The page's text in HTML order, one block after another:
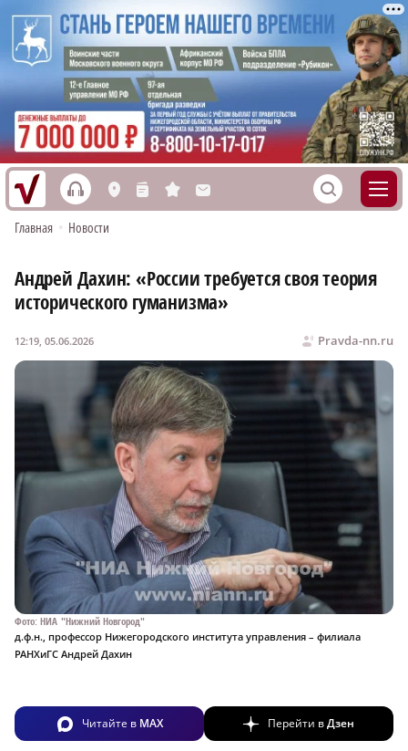
h L n s M S
Главная • Новости
Андрей Дахин: «России требуется своя теория
исторического гуманизма»
Pravda-nn.ru
12:19, 05.06.2026
Фото: НИА "Нижний Новгород"
д.ф.н., профессор Нижегородского института управления – филиала
РАНХиГС Андрей Дахин
Читайте в MAX Перейти вДзен